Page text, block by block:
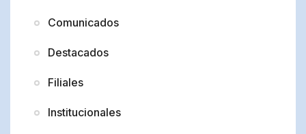
Comunicados
Destacados
Filiales
Institucionales